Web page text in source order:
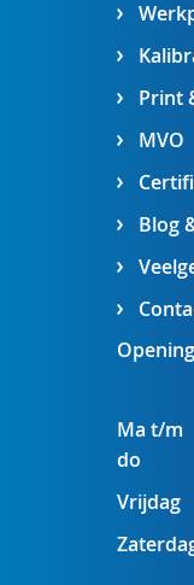
Print
MVO
Blog
Ma t/m
do
Vrijdag